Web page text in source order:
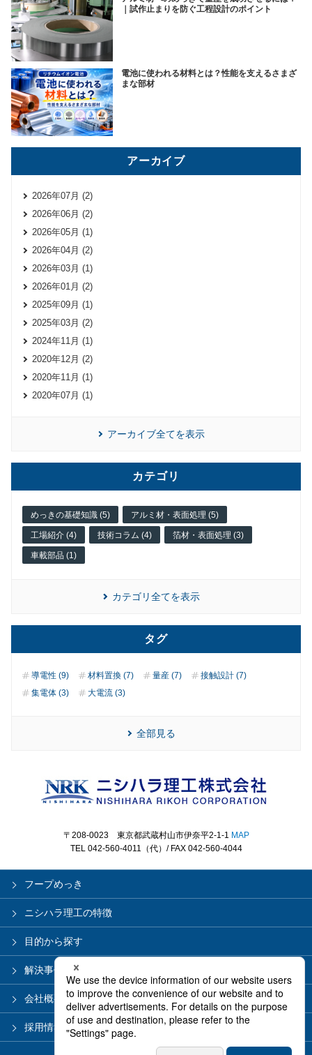
｜試作止まりを防ぐ工程設計のポイント
電池に使われる材料とは？性能を支えるさまざ
まな部材
アーカイブ
2026年07月 (2)
2026年06月 (2)
2026年05月 (1)
2026年04月 (2)
2026年03月 (1)
2026年01月 (2)
2025年09月 (1)
2025年03月 (2)
2024年11月 (1)
2020年12月 (2)
2020年11月 (1)
2020年07月 (1)
アーカイブ全てを表示
カテゴリ
めっきの基礎知識 (5) アルミ材・表面処理 (5)
工場紹介 (4) 技術コラム (4) 箔材・表面処理 (3)
車載部品 (1)
カテゴリ全てを表示
タグ
導電性 (9) 材料置換 (7) 量産 (7)
接触設計 (7)
集電体 (3)
大電流 (3)
全部見る
〒208-0023 東京都武蔵村山市伊奈平2-1-1 MAP
TEL 042-560-4011（代）/ FAX 042-560-4044
フープめっき
ニシハラ理工の特徴
目的から探す
解決事例
会社概要
採用情報